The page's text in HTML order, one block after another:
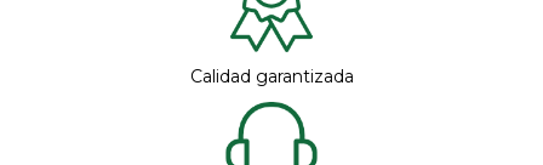
Calidad garantizada